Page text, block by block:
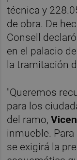
técnica y
de obra. De
Consell
en el palacio
la tramitación
"Queremos
para los
del ramo,
inmueble.
se exigirá la